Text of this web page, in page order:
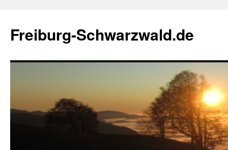
springen
Freiburg-Schwarzwald.de